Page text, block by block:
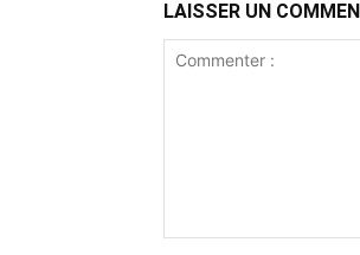
LAISSER UN